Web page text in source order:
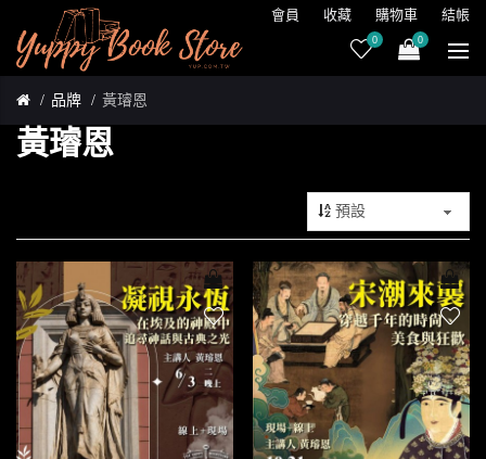
會員 收藏 購物車 結帳
0 0
品牌 黃璿恩
黃璿恩